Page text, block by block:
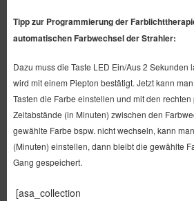
Tipp zur Programmierung der
automatischen Farbwechsel der Strahler:
Dazu muss die Taste LED Ein/Aus 2 Sekunden
wird mit einem Piepton bestätigt. Jetzt kann
Tasten die Farbe einstellen und mit den
Zeitabstände (in Minuten) zwischen den
gewählte Farbe bspw. nicht wechseln, kann
(Minuten) einstellen, dann bleibt die gewählte
Gang gespeichert.
[asa_collection